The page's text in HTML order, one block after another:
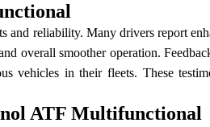
reliability. Many drivers report
overall smoother operation.
vehicles in their fleets. These
ATF Multifunctional